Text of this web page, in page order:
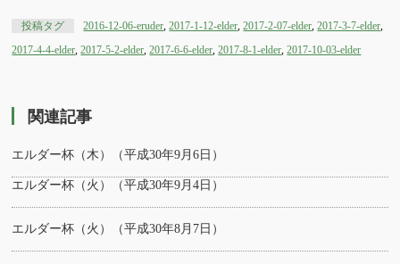
投稿タグ 2016-12-06-eruder ,2017-1-12-elder ,2017-2-07-elder ,2017-3-7-elder
2017-4-4-elder ,2017-5-2-elder ,2017-6-6-elder ,2017-8-1-elder ,2017-10-03-elder
関連記事
エルダー杯（木）（平成30年9月6日）
エルダー杯（火）（平成30年9月4日）
エルダー杯（火）（平成30年8月7日）